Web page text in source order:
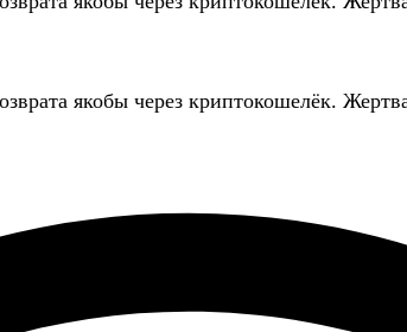
якобы через криптокошелёк.